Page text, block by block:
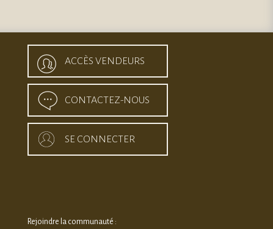
ACCÈS VENDEURS
CONTACTEZ-NOUS
SE CONNECTER
Rejoindre la communauté :